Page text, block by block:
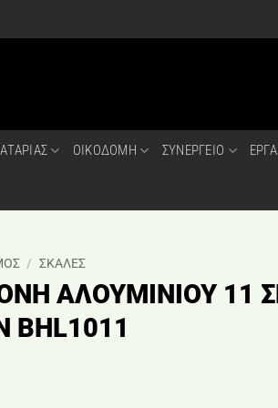
ΟΙΚΟΔΟΜΗ ΣΥΝΕΡΓΕΙΟ
/ ΣΚΑΛΕΣ
ΑΛΟΥΜΙΝΙΟΥ 11
BHL1011